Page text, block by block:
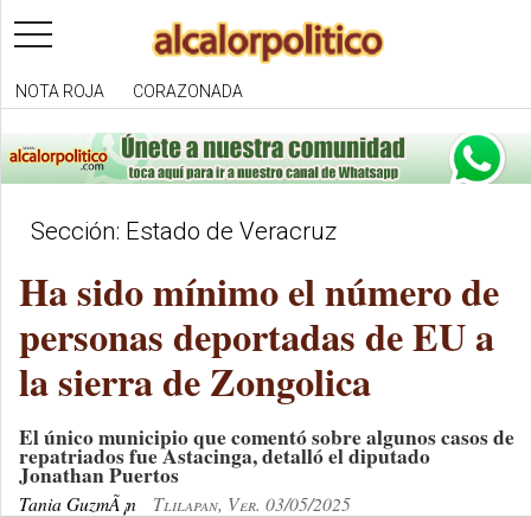
toggle
navigation
NOTA ROJA CORAZONADA
Sección: Estado de Veracruz
Ha sido mínimo el número de
personas deportadas de EU a
la sierra de Zongolica
El único municipio que comentó sobre algunos casos de
repatriados fue Astacinga, detalló el diputado
Jonathan Puertos
Tania GuzmÃ¡n Tlilapan, Ver. 03/05/2025